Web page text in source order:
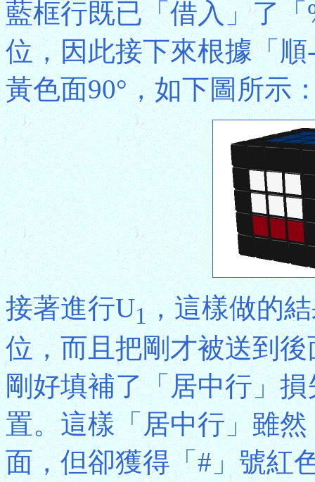
藍框行既已「借入」了
位，因此接下來根據「
黃色面90°，如下圖所示
接著進行U1，這樣做的
位，而且把剛才被送到
剛好填補了「居中行」
置。這樣「居中行」雖
面，但卻獲得「#」號紅